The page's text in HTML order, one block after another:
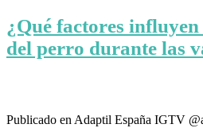
¿Qué factores
del perro durante las
Publicado en Adaptil España IGTV